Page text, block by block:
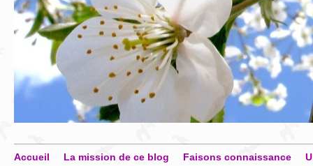
Accueil La mission de ce blog Faisons connaissance